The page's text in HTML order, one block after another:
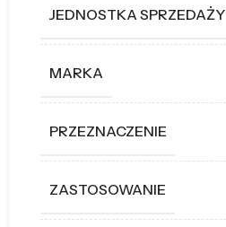
JEDNOSTKA SPRZEDAŻY
MARKA
PRZEZNACZENIE
ZASTOSOWANIE